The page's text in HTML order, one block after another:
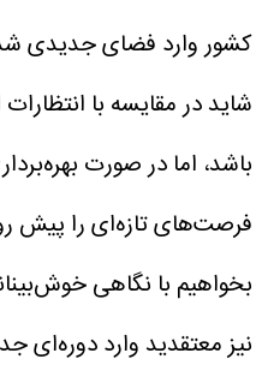
کشور وارد فضای جدیدی
شاید در مقایسه با
باشد، اما در صورت
فرصت‌های تازه‌ای را پیش
بخواهیم با نگاهی
نیز معتقدید وارد دوره‌ای